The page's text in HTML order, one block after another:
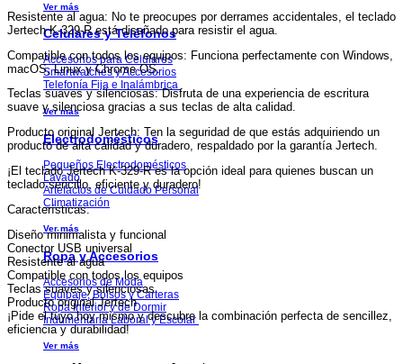
Ver más
Celulares y Teléfonos
Accesorios para Celulares
Smartwatches y Accesorios
Telefonía Fija e Inalámbrica
Ver más
Electrodomésticos
Pequeños Electrodomésticos
Lavado
Artefactos de Cuidado Personal
Climatización
Ver más
Ropa y Accesorios
Accesorios de Moda
Equipaje, Bolsos y Carteras
Ropa Interior y de Dormir
Indumentaria Laboral y Escolar
Ver más
Resistente al agua: No te preocupes por derrames accidentales, el teclado
Jertech K-329-R está diseñado para resistir el agua.
Compatible con todos los equipos: Funciona perfectamente con Windows,
macOS, Linux y Chrome OS.
Teclas suaves y silenciosas: Disfruta de una experiencia de escritura
suave y silenciosa gracias a sus teclas de alta calidad.
Producto original Jertech: Ten la seguridad de que estás adquiriendo un
producto de alta calidad y duradero, respaldado por la garantía Jertech.
¡El teclado Jertech K-329-R es la opción ideal para quienes buscan un
teclado sencillo, eficiente y duradero!
Características:
Diseño minimalista y funcional
Conector USB universal
Resistente al agua
Compatible con todos los equipos
Teclas suaves y silenciosas
Producto original Jertech
¡Pide el tuyo hoy mismo y descubre la combinación perfecta de sencillez,
eficiencia y durabilidad!